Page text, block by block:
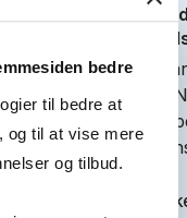
bedre
til bedre at
og til at vise mere
og tilbud.
og
tage
Men
Ja,
Store
Se